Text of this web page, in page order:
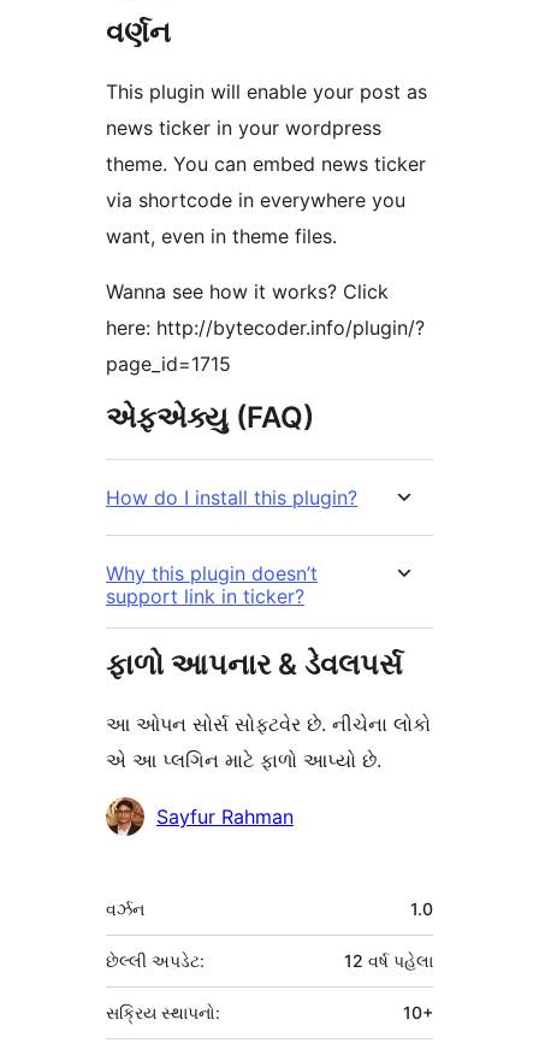
વર્ણન
This plugin will enable your post as
news ticker in your wordpress
theme. You can embed news ticker
via shortcode in everywhere you
want, even in theme files.
Wanna see how it works? Click
here: http://bytecoder.info/plugin/?
page_id=1715
એફએક્યુ (FAQ)
How do I install this plugin?
Why this plugin doesn’t
support link in ticker?
ફાળો આપનાર & ડેવલપર્સ
આ ઓપન સોર્સ સોફ્ટવેર છે. નીચેના લોકો
એ આ પ્લગિન માટે ફાળો આપ્યો છે.
ફાળો
Sayfur Rahman
મેટા
વર્ઝન 1.0
છેલ્લી અપડેટ: 12 વર્ષપહેલા
સક્રિય સ્થાપનો: 10+